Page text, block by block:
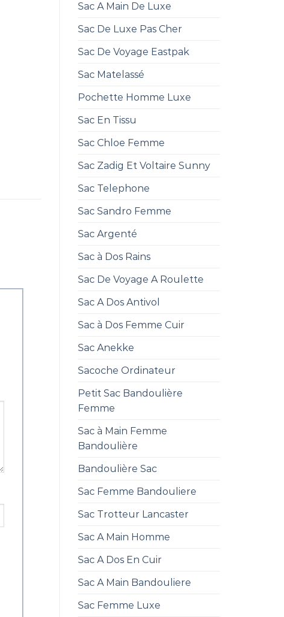
Sac A Main De Luxe
Sac De Luxe Pas Cher
Sac De Voyage Eastpak
Sac Matelassé
Pochette Homme Luxe
Sac En Tissu
Sac Chloe Femme
Sac Zadig Et Voltaire Sunny
Sac Telephone
Sac Sandro Femme
Sac Argenté
Sac à Dos Rains
Sac De Voyage A Roulette
Sac A Dos Antivol
Sac à Dos Femme Cuir
Sac Anekke
Sacoche Ordinateur
Petit Sac Bandoulière
Femme
Sac à Main Femme
Bandoulière
Bandoulière Sac
Sac Femme Bandouliere
Sac Trotteur Lancaster
Sac A Main Homme
Sac A Dos En Cuir
Sac A Main Bandouliere
Sac Femme Luxe